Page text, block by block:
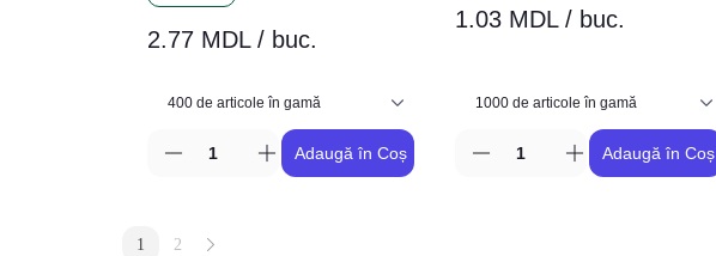
2.77 MDL / buc.
Adaugă în Coș
1.03 MDL / buc.
Adaugă în Coș
1 2